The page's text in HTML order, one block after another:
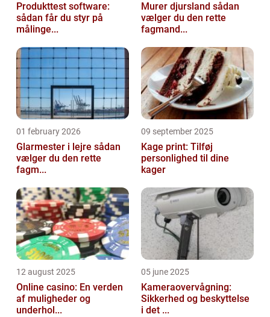
Produkttest software:
sådan får du styr på
målinge...
Murer djursland sådan
vælger du den rette
fagmand...
01 february 2026
Glarmester i lejre sådan
vælger du den rette
fagm...
09 september 2025
Kage print: Tilføj
personlighed til dine
kager
12 august 2025
Online casino: En verden
af muligheder og
underhol...
05 june 2025
Kameraovervågning:
Sikkerhed og beskyttelse
i det ...